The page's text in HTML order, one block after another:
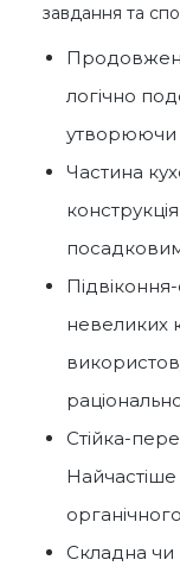
завдання та
логічно
утворюючи
Частина
невеликих
Стійка-
Найчастіше
Складна чи